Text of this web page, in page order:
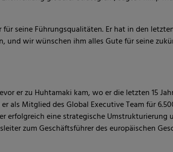
seine Führungsqualitäten. Er hat in den
und wir wünschen ihm alles Gute für seine
er zu Huhtamaki kam, wo er die letzten 15
als Mitglied des Global Executive Team für
erfolgreich eine strategische Umstrukturierung
zum Geschäftsführer des europäischen